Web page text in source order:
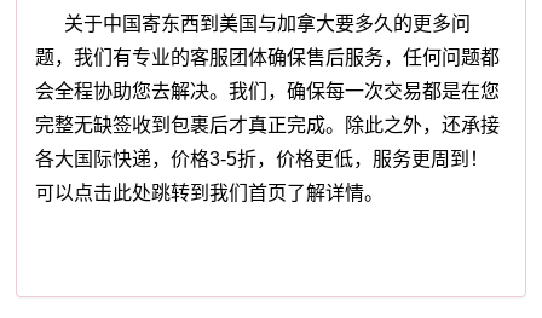
关于中国寄东西到美国与加拿大要多久的更多问
题，我们有专业的客服团体确保售后服务，任何问题都
会全程协助您去解决。我们，确保每一次交易都是在您
完整无缺签收到包裹后才真正完成。除此之外，还承接
各大国际快递，价格3-5折，价格更低，服务更周到！
可以点击此处跳转到我们首页了解详情。